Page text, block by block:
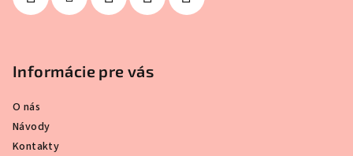
Informácie pre vás
O nás
Návody
Kontakty